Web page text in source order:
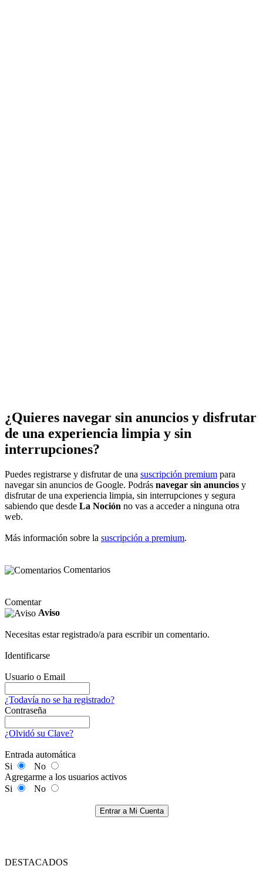
¿Quieres navegar sin anuncios y disfrutar
de una experiencia limpia y sin
interrupciones?
Puedes registrarse y disfrutar de una suscripción premium para
navegar sin anuncios de Google. Podrás navegar sin anuncios y
disfrutar de una experiencia limpia, sin interrupciones y segura
sabiendo que desde La Noción no vas a acceder a ninguna otra
web.
Más información sobre la suscripción a premium.
Comentarios
Comentar
Aviso
Necesitas estar registrado/a para escribir un comentario.
Identificarse
Usuario o Email
¿Todavía no se ha registrado?
Contraseña
¿Olvidó su Clave?
Entrada automática
Si
No
Agregarme a los usuarios activos
Si
No
Entrar a Mi Cuenta
DESTACADOS